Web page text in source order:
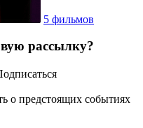
5 фильмов
рассылку?
о предстоящих событиях